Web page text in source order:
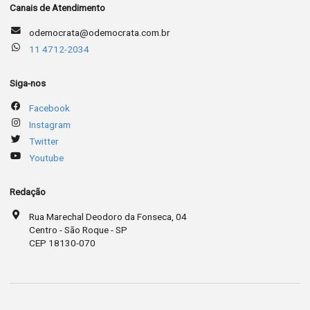
Canais de Atendimento
odemocrata@odemocrata.com.br
11 4712-2034
Siga-nos
Facebook
Instagram
Twitter
Youtube
Redação
Rua Marechal Deodoro da Fonseca, 04
Centro - São Roque - SP
CEP 18130-070